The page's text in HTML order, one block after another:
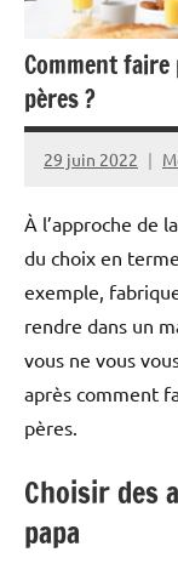
Comment
pères ?
29 juin 2022
À l’approche de
du choix en
exemple,
rendre dans un
vous ne vous
après comment
pères.
Choisir des
papa